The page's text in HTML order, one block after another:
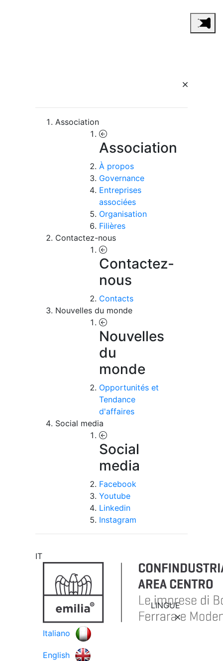
Association
Association
À propos
Governance
Entreprises
associées
Organisation
Filières
Contactez-nous
Contactez-
nous
Contacts
Nouvelles du monde
Nouvelles
du
monde
Opportunités et
Tendance
d'affaires
Social media
Social
media
Facebook
Youtube
Linkedin
Instagram
IT
LINGUE
Italiano
English